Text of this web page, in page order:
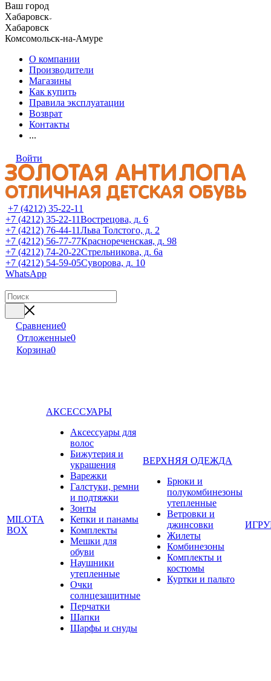
Ваш город
Хабаровск
Хабаровск
Комсомольск-на-Амуре
О компании
Производители
Магазины
Как купить
Правила эксплуатации
Возврат
Контакты
...
Войти
+7 (4212) 35-22-11
+7 (4212) 35-22-11Вострецова, д. 6
+7 (4212) 76-44-11Льва Толстого, д. 2
+7 (4212) 56-77-77Краснореченская, д. 98
+7 (4212) 74-20-22Стрельникова, д. 6а
+7 (4212) 54-59-05Суворова, д. 10
WhatsApp
Сравнение0
Отложенные0
Корзина0
MILOTA
BOX
АКСЕССУАРЫ
Аксессуары для
волос
Бижутерия и
украшения
Варежки
Галстуки, ремни
и подтяжки
Зонты
Кепки и панамы
Комплекты
Мешки для
обуви
Наушники
утепленные
Очки
солнцезащитные
Перчатки
Шапки
Шарфы и снуды
ВЕРХНЯЯ ОДЕЖДА
Брюки и
полукомбинезоны
утепленные
Ветровки и
джинсовки
Жилеты
Комбинезоны
Комплекты и
костюмы
Куртки и пальто